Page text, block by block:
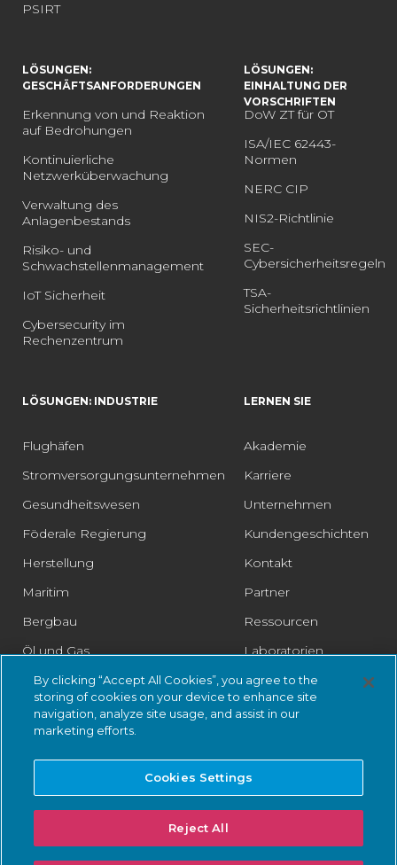
PSIRT
LÖSUNGEN:
GESCHÄFTSANFORDERUNGEN
Erkennung von und Reaktion
auf Bedrohungen
Kontinuierliche
Netzwerküberwachung
Verwaltung des
Anlagenbestands
Risiko- und
Schwachstellenmanagement
IoT Sicherheit
Cybersecurity im
Rechenzentrum
LÖSUNGEN:
EINHALTUNG DER
VORSCHRIFTEN
DoW ZT für OT
ISA/IEC 62443-
Normen
NERC CIP
NIS2-Richtlinie
SEC-
Cybersicherheitsregeln
TSA-
Sicherheitsrichtlinien
LÖSUNGEN: INDUSTRIE
Flughäfen
Stromversorgungsunternehmen
Gesundheitswesen
Föderale Regierung
Herstellung
Maritim
Bergbau
Öl und Gas
Pharmazeutische
Schiene
Einzelhandel
Wasser/Abwasser
LERNEN SIE
Akademie
Karriere
Unternehmen
Kundengeschichten
Kontakt
Partner
Ressourcen
Laboratorien
Rechtliches
Trust Center
By clicking “Accept All Cookies”, you agree to the
storing of cookies on your device to enhance site
navigation, analyze site usage, and assist in our
marketing efforts.
Cookies Settings
Reject All